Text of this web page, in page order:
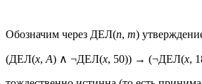
Обозначим через ДЕЛ(n, m)
(ДЕЛ(x, А) ∧ ¬ДЕЛ(x, 50)) → (¬ДЕЛ(x,